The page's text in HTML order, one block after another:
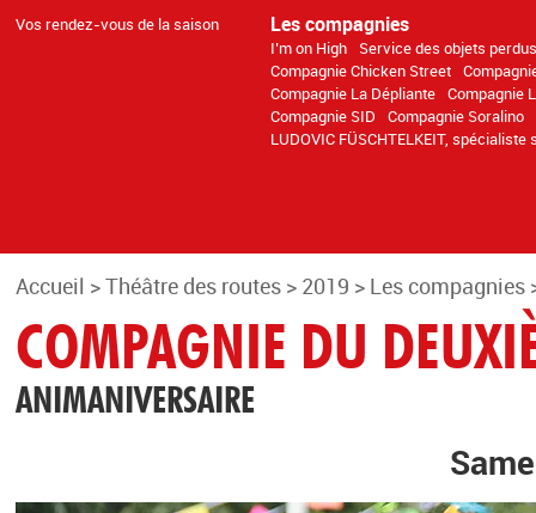
Vos rendez-vous de la saison Les compagnies
I’m on High
Service des objets perdus
Compagnie Chicken Street
Compagnie La Dépliante Compagnie
Compagnie SID
Compagnie Soralino
LUDOVIC FÜSCHTELKEIT,
2015 > 2014
Accueil >Théâtre des routes > 2019 > Les compagnies
COMPAGNIE DU
ANIMANIVERSAIRE